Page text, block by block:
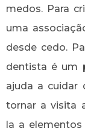
medos. Para
uma
desde cedo.
dentista é um
ajuda a cuidar
tornar a visita
la a elementos